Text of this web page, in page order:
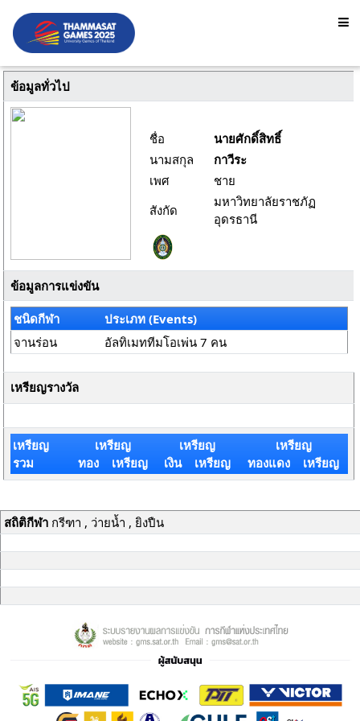
ข้อมูลทั่วไป
ชื่อ
นายศักดิ์สิทธิ์
นามสกุล
กาวีระ
เพศ
ชาย
สังกัด
มหาวิทยาลัยราชภัฏ
อุดรธานี
ข้อมูลการแข่งขัน
ชนิดกีฬา
ประเภท (Events)
จานร่อน
อัลทิเมททีมโอเพ่น 7 คน
เหรียญรางวัล
เหรียญ
รวม
เหรียญ
ทอง เหรียญ
เหรียญ
เงิน เหรียญ
เหรียญ
ทองแดง เหรียญ
สถิติกีฬากรีฑา , ว่ายน้ำ , ยิงปืน